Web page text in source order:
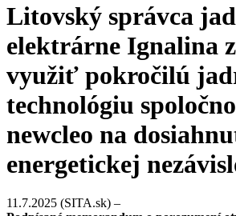
Litovský správca
elektrárne Ignalina
využiť pokročilú
technológiu
newcleo na
energetickej
11.7.2025 (SITA.sk) –